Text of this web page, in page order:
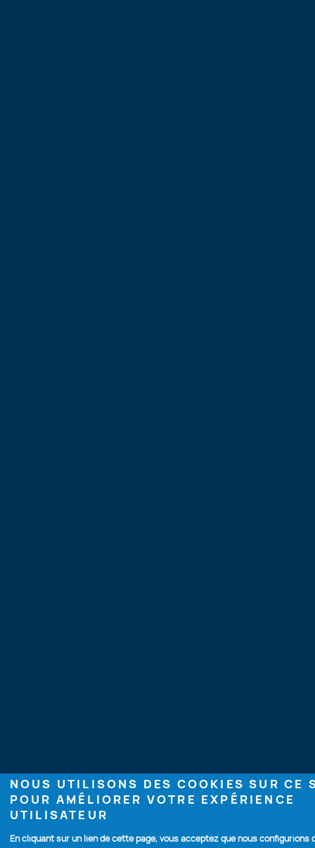
NOUS UTILISONS DES COOKIES SUR CE
POUR AMÉLIORER VOTRE EXPÉRIENCE
UTILISATEUR
En cliquant sur un lien de cette page, vous acceptez que nous configurions